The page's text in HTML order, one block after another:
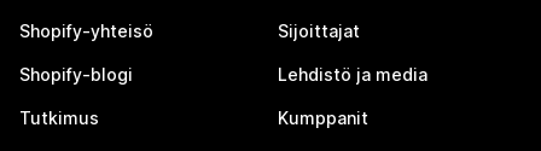
Shopify-yhteisö
Shopify-blogi
Tutkimus
Sijoittajat
Lehdistö ja media
Kumppanit